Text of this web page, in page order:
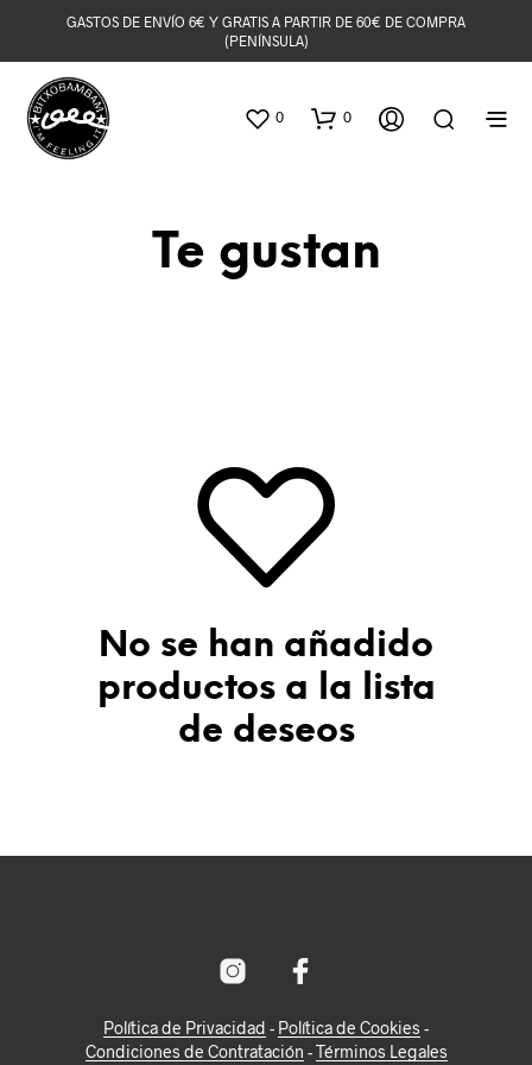
GASTOS DE ENVÍO 6€ Y GRATIS A PARTIR DE 60€ DE COMPRA
(PENÍNSULA)
0 0
Te gustan
No se han añadido
productos a la lista
de deseos
Política de Privacidad - Política de Cookies -
Condiciones de Contratación -Términos Legales